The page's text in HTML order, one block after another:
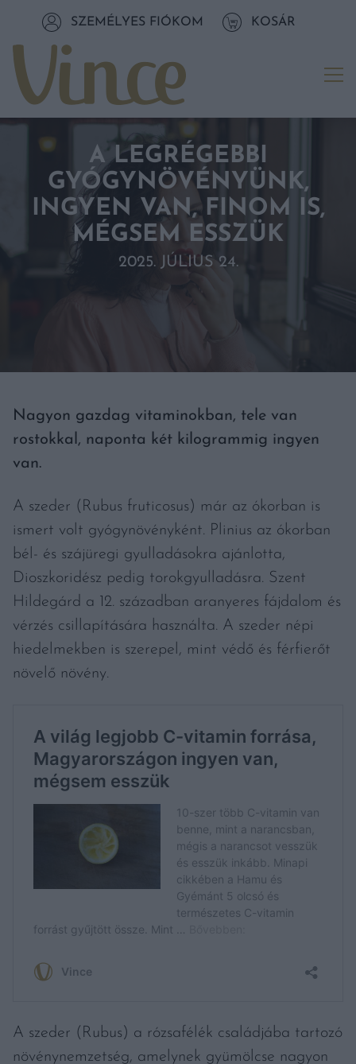
Tovább a tartalomhozSZEMÉLYES FIÓKOM KOSÁR
A LEGRÉGEBBI
GYÓGYNÖVÉNYÜNK,
INGYEN VAN, FINOM IS,
MÉGSEM ESSZÜK
2025. JÚLIUS 24.
Nagyon gazdag vitaminokban, tele van
rostokkal, naponta két kilogrammig ingyen
van.
A szeder (Rubus fruticosus) már az ókorban is
ismert volt gyógynövényként. Plinius az ókorban
bél- és szájüregi gyulladásokra ajánlotta,
Dioszkoridész pedig torokgyulladásra. Szent
Hildegárd a 12. században aranyeres fájdalom és
vérzés csillapítására használta. A szeder népi
hiedelmekben is szerepel, mint védő és férfierőt
növelő növény.
A szeder (Rubus) a rózsafélék családjába tartozó
növénynemzetség, amelynek gyümölcse nagyon